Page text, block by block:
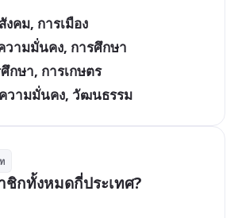
งคม, การเมือง
วามมั่นคง, การศึกษา
กษา, การเกษตร
วามมั่นคง, วัฒนธรรม
ชิกทั้งหมดกี่ประเทศ?